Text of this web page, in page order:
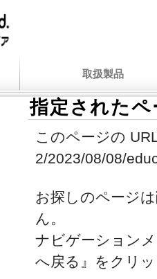
取扱製品
指定された
このページの
2/2023/08/08/
お探しのページ
ん。
ナビゲーション
へ戻る』をクリ